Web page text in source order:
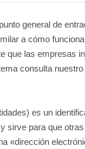
general de
a cómo
que las empresas
consulta
es un
sirve para que
«dirección